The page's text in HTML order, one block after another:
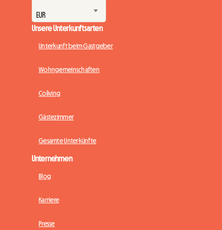
Unsere Unterkunftsarten
Unterkunft beim Gastgeber
Wohngemeinschaften
Coliving
Gästezimmer
Gesamte Unterkünfte
Unternehmen
Blog
Karriere
Presse